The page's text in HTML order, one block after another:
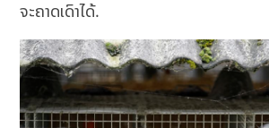
ຈະຄາດເດົາໄດ້.